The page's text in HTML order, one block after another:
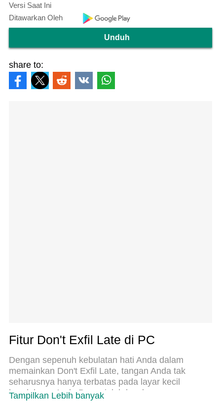
Versi Saat Ini
Ditawarkan Oleh
Unduh
share to:
Fitur Don't Exfil Late di PC
Dengan sepenuh kebulatan hati Anda dalam
memainkan Don't Exfil Late, tangan Anda tak
seharusnya hanya terbatas pada layar kecil
handphone Anda.Bermainlah layaknya seorang
profesional dan dapatkan kendali penuh dalam
Tampilkan Lebih banyak